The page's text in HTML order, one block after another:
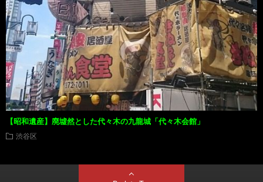
【昭和遺産】廃墟然とした代々木の九龍城「代々木会館」
渋谷区